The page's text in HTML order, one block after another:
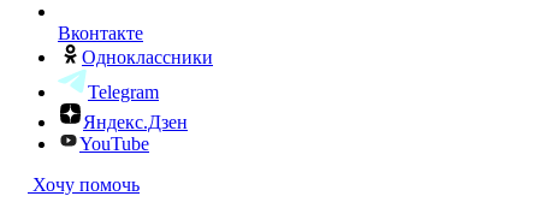
Вконтакте
Одноклассники
Telegram
Яндекс.Дзен
YouTube
Хочу помочь